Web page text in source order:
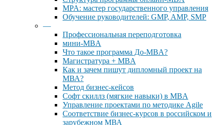
MPA: мастер государственного управления
Обучение руководителей: GMP, AMP, SMP
—
Профессиональная переподготовка
мини-MBA
Что такое программа До-MBA?
Магистратура + MBA
Как и зачем пишут дипломный проект на
МВА?
Метод бизнес-кейсов
Софт скиллз (мягкие навыки) в MBA
Управление проектами по методике Agile
Соответствие бизнес-курсов в российском и
зарубежном МВА